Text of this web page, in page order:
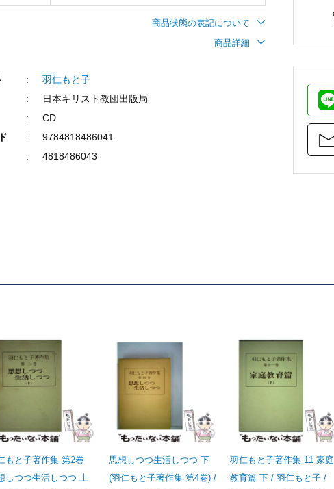
商品状態の表記について
商品詳細
羽仁もと子
日本キリスト教団出版局
CD
9784818486041
4818486043
もと子著作集 第2巻
しつつ生活しつつ 上
思想しつつ生活しつつ 下
(羽仁もと子著作集 第4巻) /
羽仁もと子著作集 11 家庭
教育篇 下 / 羽仁もと子 /